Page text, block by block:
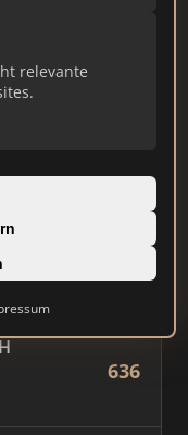
relevante
826
636